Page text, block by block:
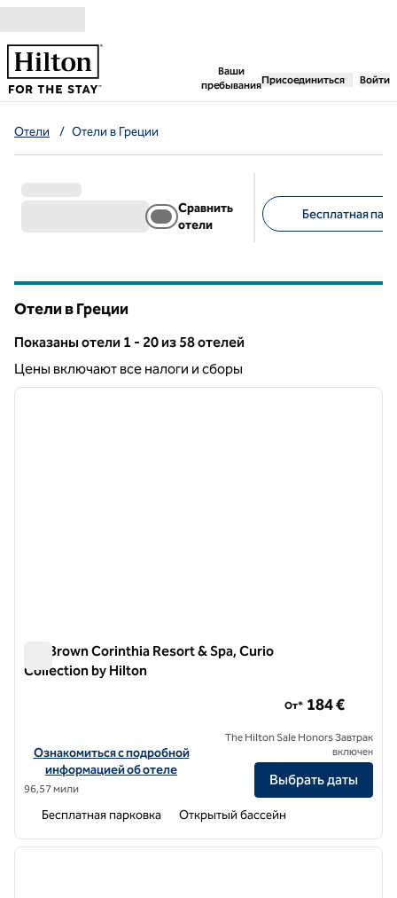
Ваши
пребывания
,открывается новая
Присоединиться Войти
Отели / Отели в Греции
Сравнить
отели
Бесплатная
Отели в Греции
Показаны отели 1 - 20 из 58 отелей
Показанo 58 отелей
Цены включают все налоги и сборы
1 из 12
Isla Brown Corinthia Resort & Spa, Curio
Collection by Hilton
Посмотреть информацию об отеле Isla Brown Corinthia Resort
Ознакомиться с подробной
информацией об отеле
96,57 мили
От* 184 €
The Hilton Sale Honors Завтрак
включен
Выбрать даты
Бесплатная парковка Открытый бассейн
1 из 12